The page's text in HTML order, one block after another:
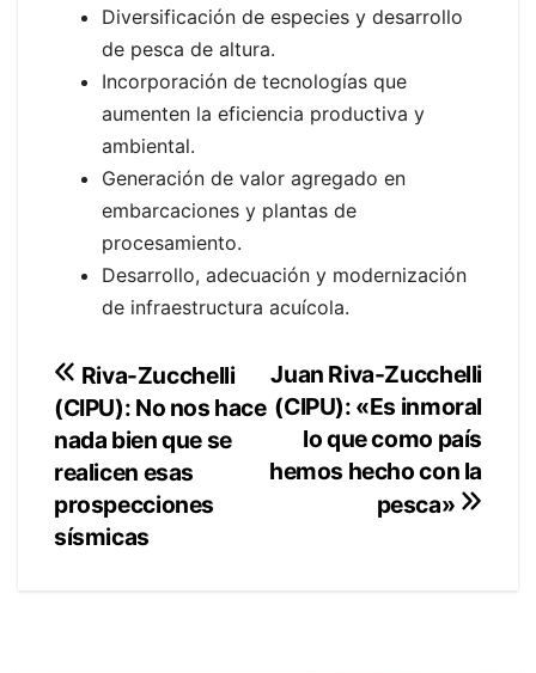
Diversificación de especies y desarrollo
de pesca de altura.
Incorporación de tecnologías que
aumenten la eficiencia productiva y
ambiental.
Generación de valor agregado en
embarcaciones y plantas de
procesamiento.
Desarrollo, adecuación y modernización
de infraestructura acuícola.
Navegación
de
entradas
Juan Riva-Zucchelli
(CIPU): «Es inmoral
lo que como país
hemos hecho con la
pesca»
Riva-Zucchelli
(CIPU): No nos hace
nada bien que se
realicen esas
prospecciones
sísmicas